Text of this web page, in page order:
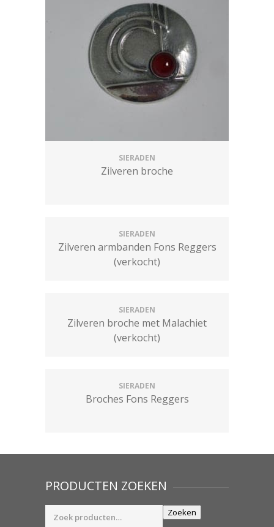
SIERADEN
Zilveren broche
SIERADEN
Zilveren armbanden Fons Reggers
(verkocht)
SIERADEN
Zilveren broche met Malachiet
(verkocht)
SIERADEN
Broches Fons Reggers
PRODUCTEN ZOEKEN
Zoeken
Zoeken